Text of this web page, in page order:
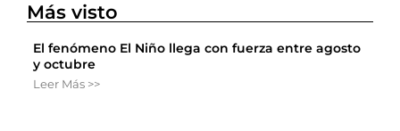
Más visto
El fenómeno El Niño llega con fuerza entre agosto
y octubre
Leer Más >>